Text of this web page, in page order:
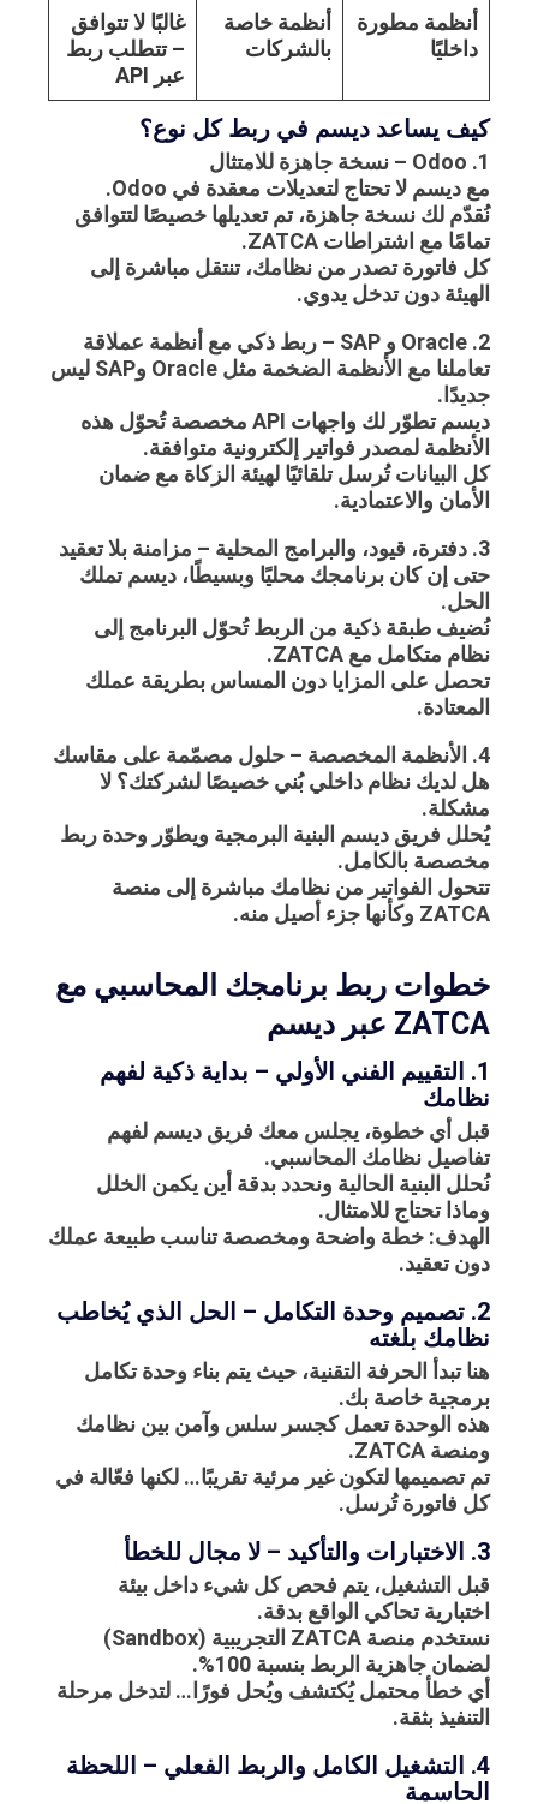
أنظمة مطورة
داخليًا
أنظمة خاصة
بالشركات
غالبًا لا تتوافق
– تتطلب ربط
عبر API
كيف يساعد ديسم في ربط كل نوع؟
1. Odoo – نسخة جاهزة للامتثال
مع ديسم لا تحتاج لتعديلات معقدة في Odoo.
نُقدّم لك نسخة جاهزة، تم تعديلها خصيصًا لتتوافق
تمامًا مع اشتراطات ZATCA.
كل فاتورة تصدر من نظامك، تنتقل مباشرة إلى
الهيئة دون تدخل يدوي.
2. Oracle و SAP – ربط ذكي مع أنظمة عملاقة
تعاملنا مع الأنظمة الضخمة مثل Oracle وSAP ليس
جديدًا.
ديسم تطوّر لك واجهات API مخصصة تُحوّل هذه
الأنظمة لمصدر فواتير إلكترونية متوافقة.
كل البيانات تُرسل تلقائيًا لهيئة الزكاة مع ضمان
الأمان والاعتمادية.
3. دفترة، قيود، والبرامج المحلية – مزامنة بلا تعقيد
حتى إن كان برنامجك محليًا وبسيطًا، ديسم تملك
الحل.
نُضيف طبقة ذكية من الربط تُحوّل البرنامج إلى
نظام متكامل مع ZATCA.
تحصل على المزايا دون المساس بطريقة عملك
المعتادة.
4. الأنظمة المخصصة – حلول مصمّمة على مقاسك
هل لديك نظام داخلي بُني خصيصًا لشركتك؟ لا
مشكلة.
يُحلل فريق ديسم البنية البرمجية ويطوّر وحدة ربط
مخصصة بالكامل.
تتحول الفواتير من نظامك مباشرة إلى منصة
ZATCA وكأنها جزء أصيل منه.
خطوات ربط برنامجك المحاسبي مع
ZATCA عبر ديسم
1. التقييم الفني الأولي – بداية ذكية لفهم
نظامك
قبل أي خطوة، يجلس معك فريق ديسم لفهم
تفاصيل نظامك المحاسبي.
نُحلل البنية الحالية ونحدد بدقة أين يكمن الخلل
وماذا تحتاج للامتثال.
الهدف: خطة واضحة ومخصصة تناسب طبيعة عملك
دون تعقيد.
2. تصميم وحدة التكامل – الحل الذي يُخاطب
نظامك بلغته
هنا تبدأ الحرفة التقنية، حيث يتم بناء وحدة تكامل
برمجية خاصة بك.
هذه الوحدة تعمل كجسر سلس وآمن بين نظامك
ومنصة ZATCA.
تم تصميمها لتكون غير مرئية تقريبًا… لكنها فعّالة في
كل فاتورة تُرسل.
3. الاختبارات والتأكيد – لا مجال للخطأ
قبل التشغيل، يتم فحص كل شيء داخل بيئة
اختبارية تحاكي الواقع بدقة.
نستخدم منصة ZATCA التجريبية (Sandbox)
لضمان جاهزية الربط بنسبة 100%.
أي خطأ محتمل يُكتشف ويُحل فورًا… لتدخل مرحلة
التنفيذ بثقة.
4. التشغيل الكامل والربط الفعلي – اللحظة
الحاسمة